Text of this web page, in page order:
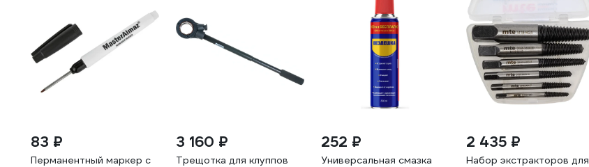
83 ₽
Перманентный маркер с
3 160 ₽
Трещотка для клуппов
252 ₽
Универсальная смазка
2 435 ₽
Набор экстракторов для